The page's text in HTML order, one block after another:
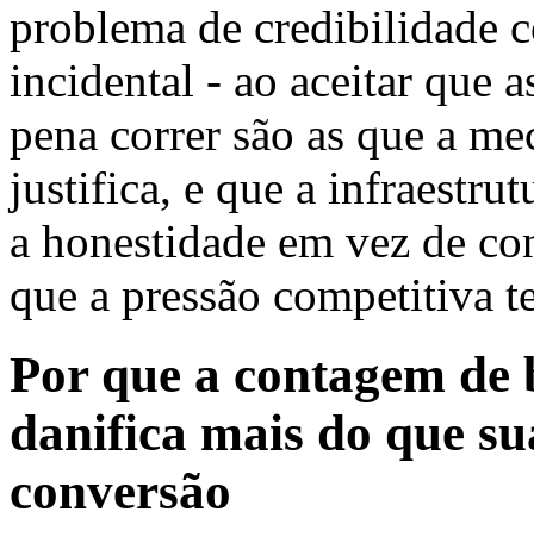
problema de credibilidade
incidental - ao aceitar que
pena correr são as que a
justifica, e que a
a honestidade em vez de
que a pressão competitiva
Por que a contagem
danifica mais do que
conversão